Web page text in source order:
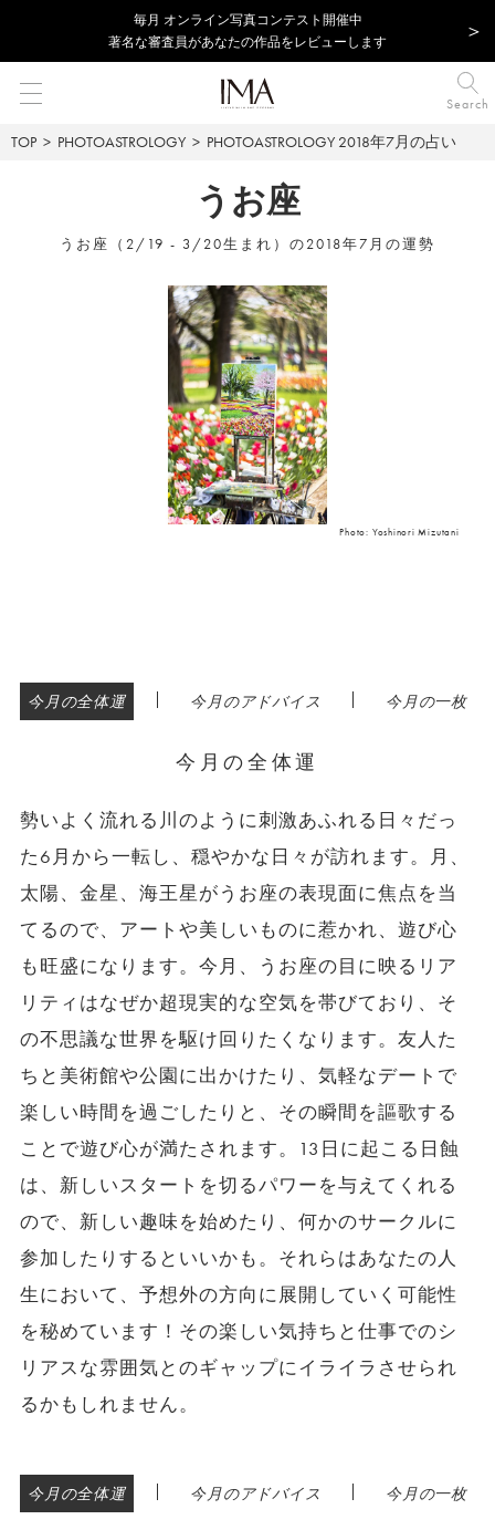
毎⽉ オンライン写真コンテスト開催中
著名な審査員があなたの作品をレビューします
Search
TOP PHOTOASTROLOGY PHOTOASTROLOGY 2018年7月の占い
うお座
うお座（2/19 - 3/20生まれ）の2018年7月の運勢
Photo: Yoshinori Mizutani
今月の全体運 今月のアドバイス 今月の一枚
今月の全体運
勢いよく流れる川のように刺激あふれる日々だっ
た6月から一転し、穏やかな日々が訪れます。月、
太陽、金星、海王星がうお座の表現面に焦点を当
てるので、アートや美しいものに惹かれ、遊び心
も旺盛になります。今月、うお座の目に映るリア
リティはなぜか超現実的な空気を帯びており、そ
の不思議な世界を駆け回りたくなります。友人た
ちと美術館や公園に出かけたり、気軽なデートで
楽しい時間を過ごしたりと、その瞬間を謳歌する
ことで遊び心が満たされます。13日に起こる日蝕
は、新しいスタートを切るパワーを与えてくれる
ので、新しい趣味を始めたり、何かのサークルに
参加したりするといいかも。それらはあなたの人
生において、予想外の方向に展開していく可能性
を秘めています！その楽しい気持ちと仕事でのシ
リアスな雰囲気とのギャップにイライラさせられ
るかもしれません。
今月の全体運 今月のアドバイス 今月の一枚